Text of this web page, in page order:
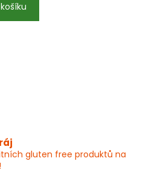
gluten free produktů na